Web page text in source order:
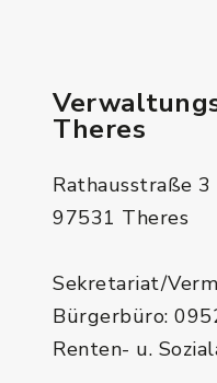
Theres
Rathausstraße 3
97531 Theres
Sekretariat/
Bürgerbüro:
Renten- u.